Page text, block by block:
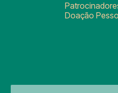
Doação